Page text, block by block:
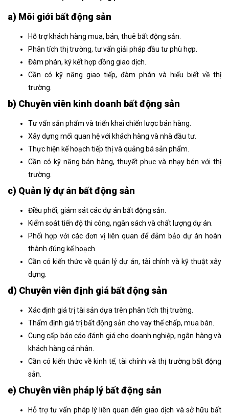
a) Môi giới bất động sản
Hỗ trợ khách hàng mua, bán, thuê bất động sản.
Phân tích thị trường, tư vấn giải pháp đầu tư phù hợp.
Đàm phán, ký kết hợp đồng giao dịch.
Cần có kỹ năng giao tiếp, đàm phán và hiểu biết về thị
trường.
b) Chuyên viên kinh doanh bất động sản
Tư vấn sản phẩm và triển khai chiến lược bán hàng.
Xây dựng mối quan hệ với khách hàng và nhà đầu tư.
Thực hiện kế hoạch tiếp thị và quảng bá sản phẩm.
Cần có kỹ năng bán hàng, thuyết phục và nhạy bén với thị
trường.
c) Quản lý dự án bất động sản
Điều phối, giám sát các dự án bất động sản.
Kiểm soát tiến độ thi công, ngân sách và chất lượng dự án.
Phối hợp với các đơn vị liên quan để đảm bảo dự án hoàn
thành đúng kế hoạch.
Cần có kiến thức về quản lý dự án, tài chính và kỹ thuật xây
dựng.
d) Chuyên viên định giá bất động sản
Xác định giá trị tài sản dựa trên phân tích thị trường.
Thẩm định giá trị bất động sản cho vay thế chấp, mua bán.
Cung cấp báo cáo đánh giá cho doanh nghiệp, ngân hàng và
khách hàng cá nhân.
Cần có kiến thức về kinh tế, tài chính và thị trường bất động
sản.
e) Chuyên viên pháp lý bất động sản
Hỗ trợ tư vấn pháp lý liên quan đến giao dịch và sở hữu bất